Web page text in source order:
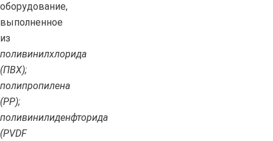
оборудование,
выполненное
из
поливинилхлорида
(ПВХ);
полипропилена
(PP);
поливинилиденфторида
(PVDF